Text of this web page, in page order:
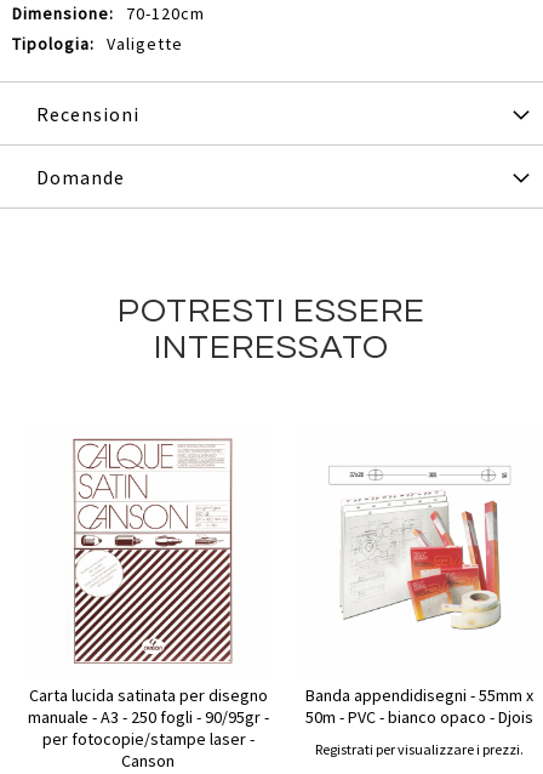
70-120cm
Valigette
Recensioni
Domande
POTRESTI ESSERE
INTERESSATO
Carta lucida satinata per disegno
manuale - A3 - 250 fogli - 90/95gr -
per fotocopie/stampe laser -
Canson
Banda appendidisegni - 55mm x
50m - PVC - bianco opaco - Djois
Registrati per visualizzare i prezzi.